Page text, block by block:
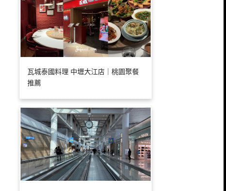
瓦城泰國料理 中壢大江店｜桃園聚餐
推薦